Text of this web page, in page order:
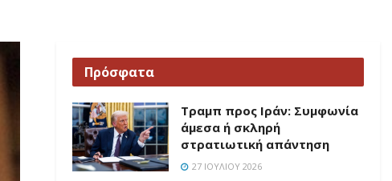
Πρόσφατα
Τραμπ προς Ιράν: Συμφωνία
άμεσα ή σκληρή
στρατιωτική απάντηση
27 ΙΟΥΛΊΟΥ 2026